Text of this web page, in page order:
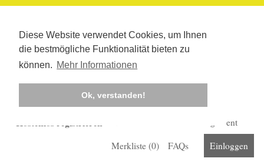
Diese Website verwendet Cookies, um Ihnen
die bestmögliche Funktionalität bieten zu
können. Mehr Informationen
Ok, verstanden!
Kostenlos registrieren
Corona-Management
Merkliste (0) FAQs Einloggen